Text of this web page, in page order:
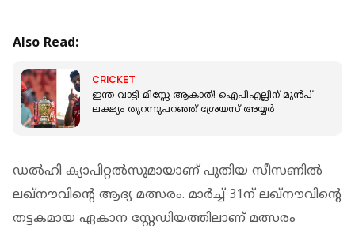
Also Read:
CRICKET
ഇന്ത വാട്ടി മിസ്സേ ആകാത്! ഐപിഎല്ലിന് മുൻപ്
ലക്ഷ്യം തുറന്നുപറഞ്ഞ് ശ്രേയസ് അയ്യർ
ഡൽഹി ക്യാപിറ്റൽസുമായാണ് പുതിയ സീസണിൽ
ലഖ്നൗവിന്റെ ആദ്യ മത്സരം. മാർച്ച് 31ന് ലഖ്നൗവിന്റെ
തട്ടകമായ ഏകാന സ്റ്റേഡിയത്തിലാണ് മത്സരം